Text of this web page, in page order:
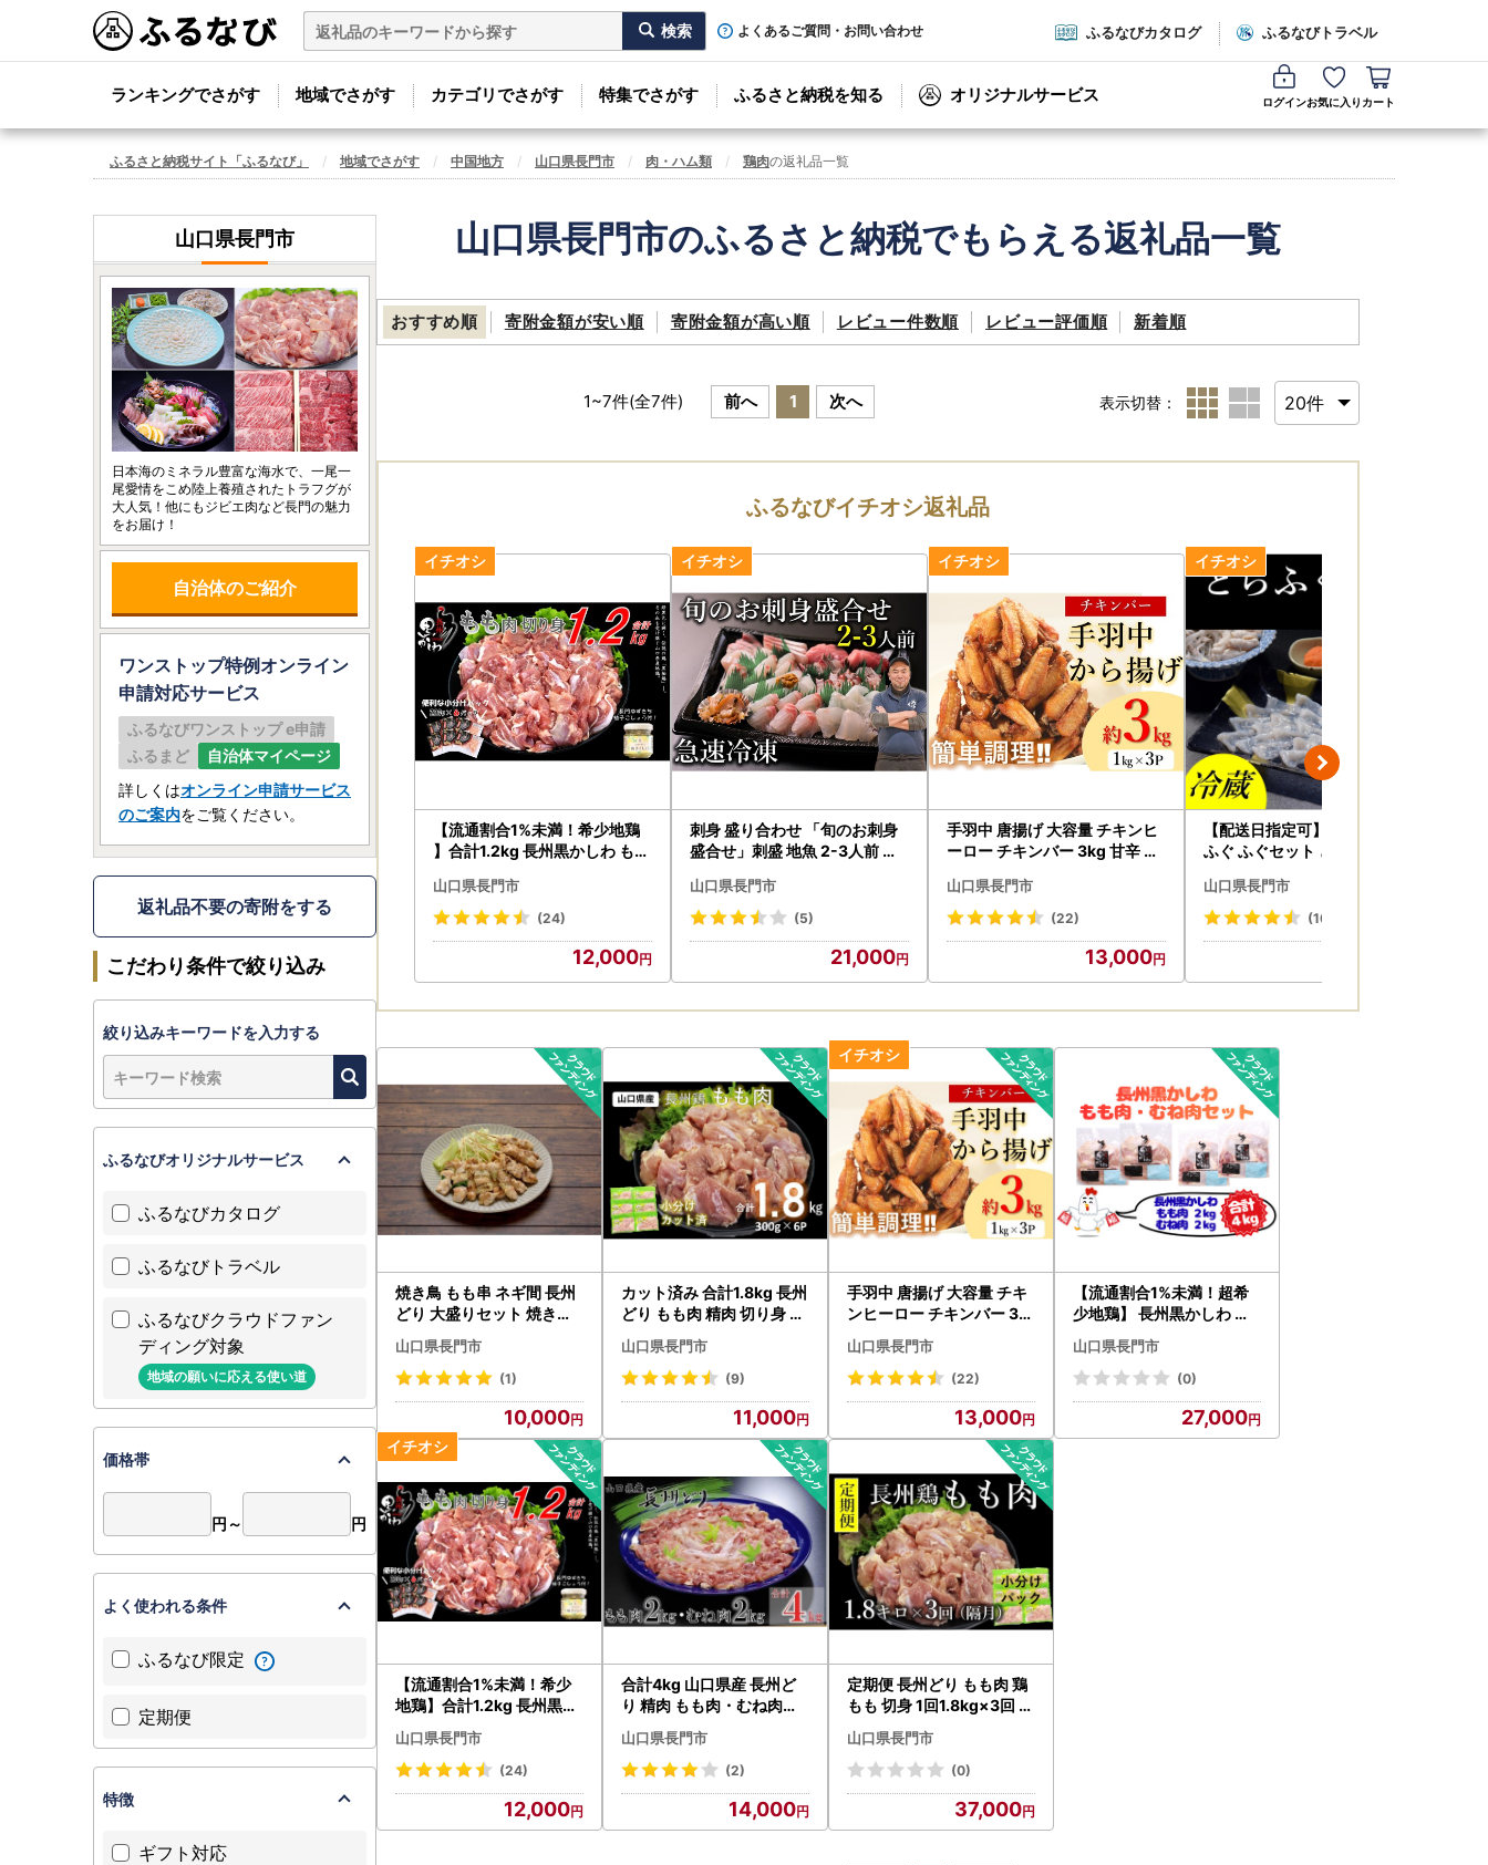
よくあるご質問・お問い合わせ ふるなびカタログ ふるなびトラベル
ランキングでさがす 地域でさがす カテゴリでさがす 特集でさがす ふるさと納税を知る オリジナルサービス ログインお気に入り カート
ふるさと納税サイト「ふるなび」 地域でさがす 中国地方 山口県長門市 肉・ハム類 鶏肉の返礼品一覧
山口県長門市のふるさと納税でもらえる返礼品一覧
おすすめ順 寄附金額が安い順 寄附金額が高い順 レビュー件数順 レビュー評価順 新着順
1~7件(全7件) 前へ 1 次へ 表示切替：
ふるなびイチオシ返礼品
【流通割合1%未満！希少地鶏
】合計1.2kg 長州黒かしわ もも
子 鶏 ジューシー 天然記念物黒
柏 地鶏 栄養 旨味 長門ゆずきち
山口県長門市
(24)
12,000
刺身 盛り合わせ 「旬のお刺身
盛合せ」刺盛 地魚 2-3人前 冷
定可能 日時指定可能 (10045)
山口県長門市
(5)
21,000
手羽中 唐揚げ 大容量 チキンヒ
ーロー チキンバー 3kg 甘辛 ス
山口県長門市
(22)
13,000
【配送日指定可】 長門産とら
ふぐ ふぐセット とらふぐ刺身
級とらふぐ 父の日 母の日 イベ
ント お中元 お歳暮 贈答用 ギフ
山口県長門市
(16)
焼き鳥 もも串 ネギ間 長州
どり 大盛りセット 焼き鳥
の町 焼くだけ 簡単調理 夕
ご飯 つまみ おかず 大容量
大量 ストック (1021)
山口県長門市
(1)
10,000
カット済み 合計1.8kg 長州
どり もも肉 精肉 切り身 小
分けパック（300g×6パッ
ク） 使いやすい 唐揚げ 地
鶏 平飼い 鶏 安心 安全 山口
県産 (1006)
山口県長門市
(9)
11,000
手羽中 唐揚げ 大容量 チキ
ンヒーロー チキンバー 3k
g 甘辛 スパイシー 唐揚げ
鶏肉 お弁当 おつまみ おか
ず ビール (1004)
山口県長門市
(22)
13,000
【流通割合1%未満！超希
少地鶏】 長州黒かしわ も
も肉 むね肉 セット 地鶏 鶏
肉 唐揚げ 焼き鳥 鍋 アレン
ジ料理 旨味 大容量 大量 ス
トック 絶品 山口県産 オリ
ジナル地鶏 (12030)
山口県長門市
(0)
27,000
【流通割合1%未満！希少
地鶏】合計1.2kg 長州黒か
しわ もも肉 小分けパック
カット済み 柚子 鶏 ジュー
シー 天然記念物黒柏 地鶏
栄養 旨味 長門ゆずきち柚
子こしょう付 唐揚げ 焼き
鳥 (1035)
山口県長門市
(24)
12,000
合計4kg 山口県産 長州ど
り 精肉 もも肉・むね肉セ
ット 大容量 大量 唐揚げ 地
鶏 平飼い 鶏 安心 安全 山口
県産 アレンジ料理 大人気 (
1243)
山口県長門市
(2)
14,000
定期便 長州どり もも肉 鶏
もも 切身 1回1.8kg×3回 隔
月発送 全3回 お肉定期便
長門市 小分けパック カッ
ト済み 簡単料理 お弁当 子
供 大人気 アレンジ料理 地
鶏 オリジナル地鶏 山口県
産 (1378)
山口県長門市
(0)
37,000
山口県長門市
日本海のミネラル豊富な海水で、一尾一
尾愛情をこめ陸上養殖されたトラフグが
大人気！他にもジビエ肉など長門の魅力
をお届け！
自治体のご紹介
ワンストップ特例オンライン
申請対応サービス
ふるなびワンストップ e申請
ふるまど
自治体マイページ
詳しくはオンライン申請サービス
のご案内をご覧ください。
返礼品不要の寄附をする
こだわり条件で絞り込み
絞り込みキーワードを入力する
ふるなびオリジナルサービス
ふるなびカタログ
ふるなびトラベル
ふるなびクラウドファン
ディング対象
地域の願いに応える使い道
価格帯
円～ 円
よく使われる条件
ふるなび限定
定期便
特徴
ギフト対応